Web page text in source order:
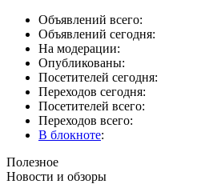
Объявлений всего:
Объявлений сегодня:
На модерации:
Опубликованы:
Посетителей сегодня:
Переходов сегодня:
Посетителей всего:
Переходов всего:
В блокноте:
Полезное
Новости и обзоры